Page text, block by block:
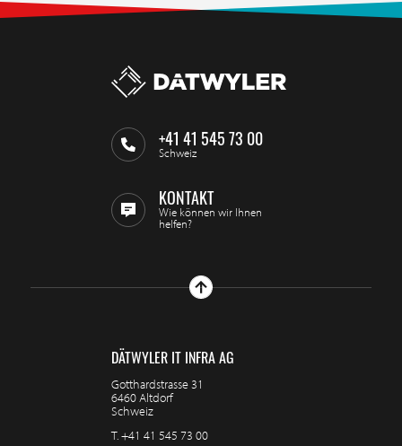
+41 41 545 73 00
Schweiz
KONTAKT
Wie können wir Ihnen
helfen?
DÄTWYLER IT INFRA AG
Gotthardstrasse 31
6460 Altdorf
Schweiz
T.+41 41 545 73 00